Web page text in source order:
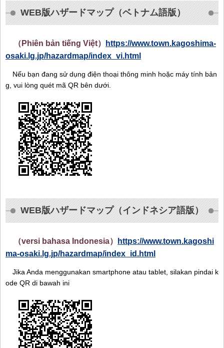
WEB版ハザードマップ（ベトナム語版）
（Phiên bản tiếng Việt） https://www.town.kagoshima-
osaki.lg.jp/hazardmap/index_vi.html
Nếu bạn đang sử dụng điện thoại thông minh hoặc máy tính bản
g, vui lòng quét mã QR bên dưới.
WEB版ハザードマップ（インドネシア語版）
（versi bahasa Indonesia） https://www.town.kagoshi
ma-osaki.lg.jp/hazardmap/index_id.html
Jika Anda menggunakan smartphone atau tablet, silakan pindai k
ode QR di bawah ini